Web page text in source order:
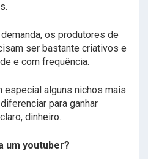
os produtores de
ser bastante criativos e
e com frequência.
especial alguns nichos mais
para ganhar
dinheiro.
um youtuber?